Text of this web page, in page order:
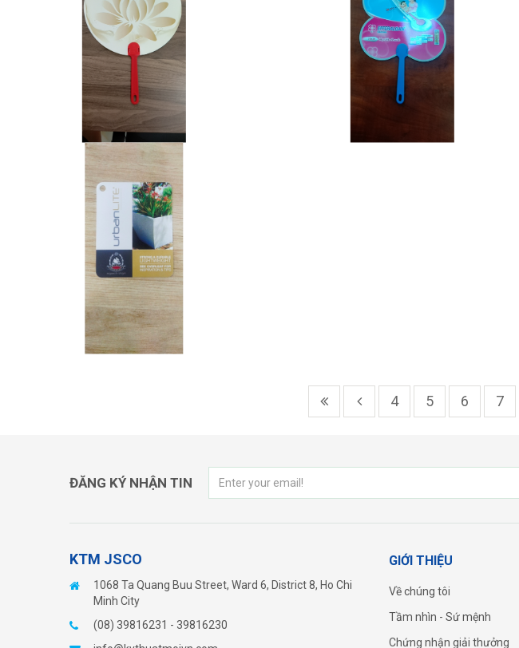
SẢN XUẤT QUẠT NHỰA
VINAMILK
SẢN XUẤT IN ẤN QUẠT NHỰA
HANGTAG URBANLIFE
4 5 6 7
ĐĂNG KÝ NHẬN TIN
KTM JSCO
1068 Ta Quang Buu Street, Ward 6, District 8, Ho Chi
Minh City
(08) 39816231 - 39816230
GIỚI THIỆU
Về chúng tôi
Tầm nhìn - Sứ mệnh
Chứng nhận giải thưởng